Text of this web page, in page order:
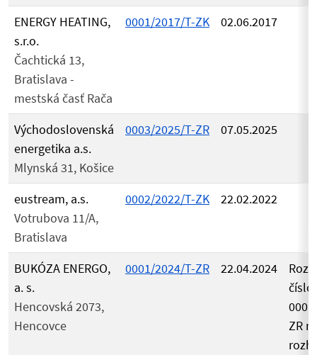
ENERGY HEATING,
s.r.o.
Čachtická 13,
Bratislava -
mestská časť Rača
0001/2017/T-ZK 02.06.2017
Východoslovenská
energetika a.s.
Mlynská 31, Košice
0003/2025/T-ZR 07.05.2025
eustream, a.s.
Votrubova 11/A,
Bratislava
0002/2022/T-ZK 22.02.2022
BUKÓZA ENERGO,
a. s.
Hencovská 2073,
Hencovce
0001/2024/T-ZR 22.04.2024
číslo
ZR